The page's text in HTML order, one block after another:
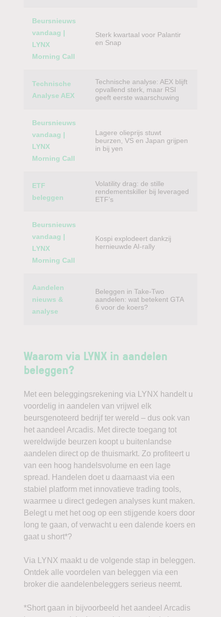
Beursnieuws
vandaag |
LYNX
Morning Call
Sterk kwartaal voor Palantir
en Snap
Technische
Analyse AEX
Technische analyse: AEX blijft
opvallend sterk, maar RSI
geeft eerste waarschuwing
Beursnieuws
vandaag |
LYNX
Morning Call
Lagere olieprijs stuwt
beurzen, VS en Japan grijpen
in bij yen
ETF
beleggen
Volatility drag: de stille
rendementskiller bij leveraged
ETF’s
Beursnieuws
vandaag |
LYNX
Morning Call
Kospi explodeert dankzij
hernieuwde AI-rally
Aandelen
nieuws &
analyse
Beleggen in Take-Two
aandelen: wat betekent GTA
6 voor de koers?
Waarom via LYNX in aandelen
beleggen?
Met een beleggingsrekening via LYNX handelt u
voordelig in aandelen van vrijwel elk
beursgenoteerd bedrijf ter wereld – dus ook van
het aandeel Arcadis. Met directe toegang tot
wereldwijde beurzen koopt u buitenlandse
aandelen direct op de thuismarkt. Zo profiteert u
van een hoog handelsvolume en een lage
spread. Handelen doet u daarnaast via een
stabiel platform met innovatieve trading tools,
waarmee u direct gedegen analyses kunt maken.
Belegt u met het oog op een stijgende koers door
long te gaan, of verwacht u een dalende koers en
gaat u short*?
Via LYNX maakt u de volgende stap in beleggen.
Ontdek alle voordelen van beleggen via een
broker die aandelenbeleggers serieus neemt.
*Short gaan in bijvoorbeeld het aandeel Arcadis